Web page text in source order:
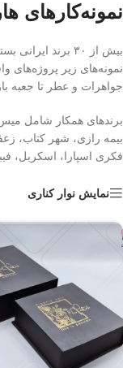
نمونه‌کارهای
بیش از ۳۰ برند
نمونه‌های زیر پروژه‌های
جواهرات و عطر تا جعبه
برندهای همکار شامل
بیمه رازی، شهر کتاب،
فکری اسپارا، اسکربل،
نمایش نوار کناری